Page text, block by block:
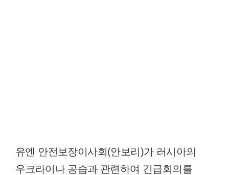
유엔 안전보장이사회(안보리)가 러시아의
우크라이나 공습과 관련하여 긴급회의를